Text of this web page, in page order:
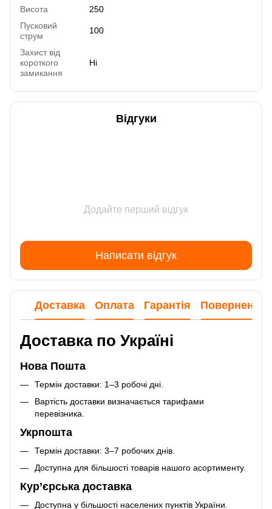
Висота
250
Пусковий
струм
100
Захист від
короткого
замикання
Ні
Відгуки
Додайте перший відгук
Написати відгук
Доставка Оплата Гарантія Повернення
Доставка по Україні
Нова Пошта
Термін доставки: 1–3 робочі дні.
Вартість доставки визначається тарифами
перевізника.
Укрпошта
Термін доставки: 3–7 робочих днів.
Доступна для більшості товарів нашого асортименту.
Кур’єрська доставка
Доступна у більшості населених пунктів України.